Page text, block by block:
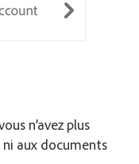
n’avez plus
ni aux documents